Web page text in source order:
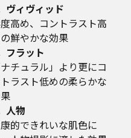
ヴィヴィッド
高め、コントラスト高
鮮やかな効果
フラット
チュラル」より更にコ
ラスト低めの柔らかな
人物
的できれいな肌色に